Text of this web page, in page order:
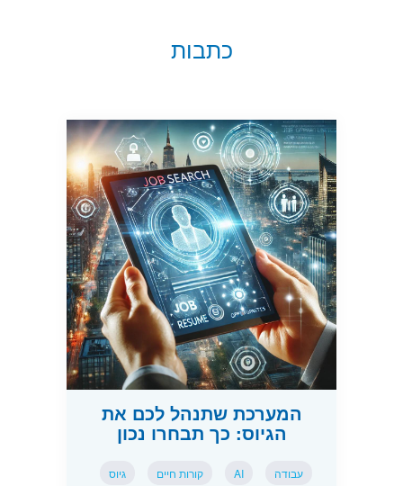
כתבות
המערכת שתנהל לכם את
הגיוס: כך תבחרו נכון
עבודה AI קורות חיים גיוס